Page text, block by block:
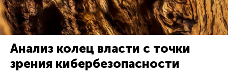
Анализ колец власти с точки
зрения кибербезопасности